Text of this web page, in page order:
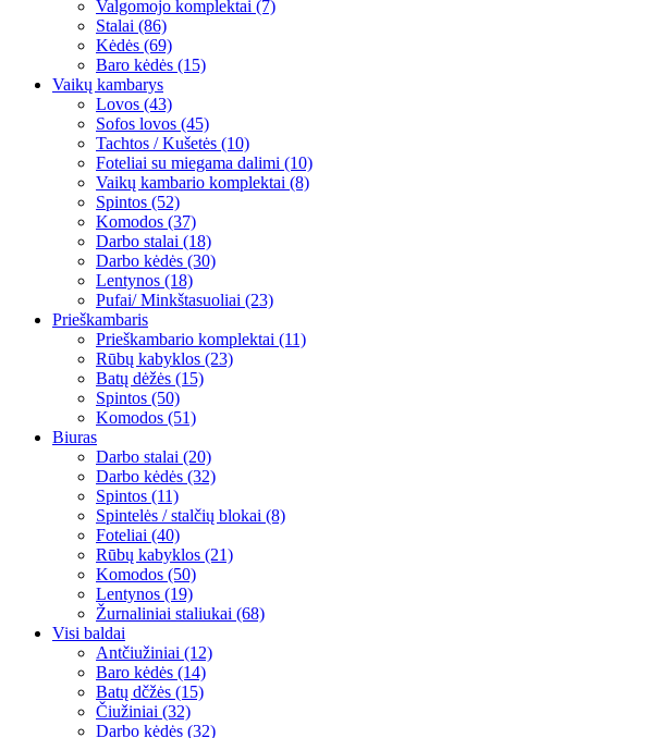
Valgomojo komplektai (7)
Stalai (86)
Kėdės (69)
Baro kėdės (15)
Vaikų kambarys
Lovos (43)
Sofos lovos (45)
Tachtos / Kušetės (10)
Foteliai su miegama dalimi (10)
Vaikų kambario komplektai (8)
Spintos (52)
Komodos (37)
Darbo stalai (18)
Darbo kėdės (30)
Lentynos (18)
Pufai/ Minkštasuoliai (23)
Prieškambaris
Prieškambario komplektai (11)
Rūbų kabyklos (23)
Batų dėžės (15)
Spintos (50)
Komodos (51)
Biuras
Darbo stalai (20)
Darbo kėdės (32)
Spintos (11)
Spintelės / stalčių blokai (8)
Foteliai (40)
Rūbų kabyklos (21)
Komodos (50)
Lentynos (19)
Žurnaliniai staliukai (68)
Visi baldai
Antčiužiniai (12)
Baro kėdės (14)
Batų dčžės (15)
Čiužiniai (32)
Darbo kėdės (32)